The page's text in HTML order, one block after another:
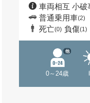
車両相互 小破
普通乗用車(2)
死亡(0) 負傷(1)
0～24歳
他